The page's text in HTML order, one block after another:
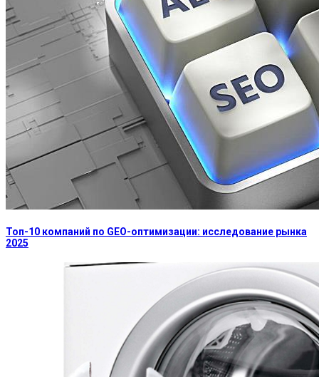
Топ-10 компаний по GEO-оптимизации: исследование рынка
2025